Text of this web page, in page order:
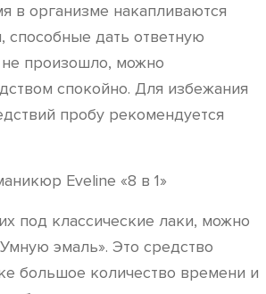
в организме накапливаются
способные дать ответную
произошло, можно
спокойно. Для избежания
пробу рекомендуется
под классические лаки, можно
эмаль». Это средство
большое количество времени и